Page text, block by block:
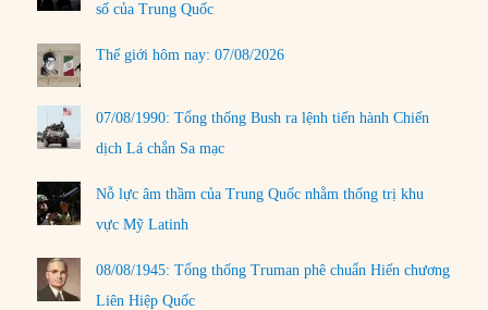
số của Trung Quốc
Thế giới hôm nay: 07/08/2026
07/08/1990: Tổng thống Bush ra lệnh tiến hành Chiến
dịch Lá chắn Sa mạc
Nỗ lực âm thầm của Trung Quốc nhằm thống trị khu
vực Mỹ Latinh
08/08/1945: Tổng thống Truman phê chuẩn Hiến chương
Liên Hiệp Quốc